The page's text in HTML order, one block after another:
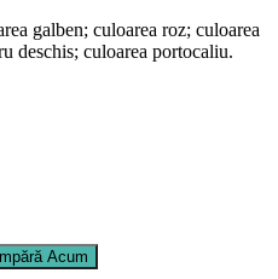
galben; culoarea roz; culoarea
deschis; culoarea portocaliu.
Acum